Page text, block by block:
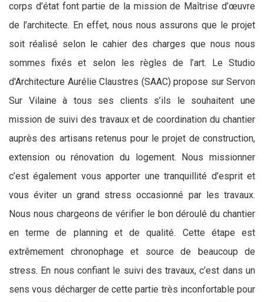
corps d’état font partie de la mission de Maîtrise d’œuvre
de l’architecte. En effet, nous nous assurons que le projet
soit réalisé selon le cahier des charges que nous nous
sommes fixés et selon les règles de l’art. Le Studio
d'Architecture Aurélie Claustres (SAAC) propose sur Servon
Sur Vilaine à tous ses clients s’ils le souhaitent une
mission de suivi des travaux et de coordination du chantier
auprès des artisans retenus pour le projet de construction,
extension ou rénovation du logement. Nous missionner
c’est également vous apporter une tranquillité d’esprit et
vous éviter un grand stress occasionné par les travaux.
Nous nous chargeons de vérifier le bon déroulé du chantier
en terme de planning et de qualité. Cette étape est
extrêmement chronophage et source de beaucoup de
stress. En nous confiant le suivi des travaux, c’est dans un
sens vous décharger de cette partie très inconfortable pour